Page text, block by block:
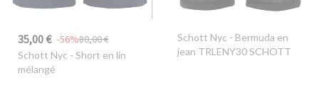
35,00 € 80,00 €
-56%
Schott Nyc - Short en lin
mélangé
Schott Nyc - Bermuda en
jean TRLENY30 SCHOTT